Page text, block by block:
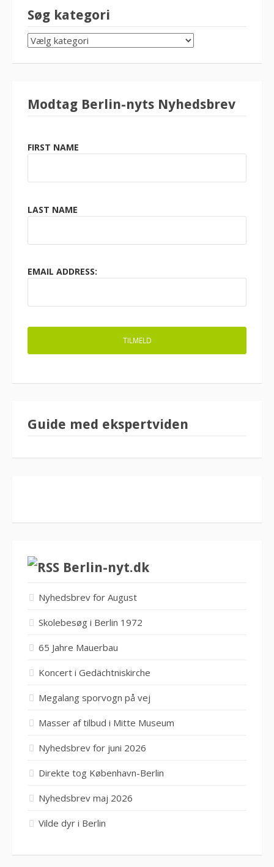
Søg kategori
SØG
KATEGORI
Modtag Berlin-nyts Nyhedsbrev
FIRST NAME
LAST NAME
EMAIL ADDRESS:
Guide med ekspertviden
Berlin-nyt.dk
Nyhedsbrev for August
Skolebesøg i Berlin 1972
65 Jahre Mauerbau
Koncert i Gedächtniskirche
Megalang sporvogn på vej
Masser af tilbud i Mitte Museum
Nyhedsbrev for juni 2026
Direkte tog København-Berlin
Nyhedsbrev maj 2026
Vilde dyr i Berlin